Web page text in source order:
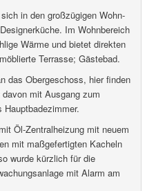
in den großzügigen Wohn-
Im Wohnbereich
Wärme und bietet direkten
Terrasse; Gästebad.
das Obergeschoss, hier finden
mit Ausgang zum
Öl-Zentralheizung mit neuem
mit maßgefertigten Kacheln
wurde kürzlich für die
mit Alarm am